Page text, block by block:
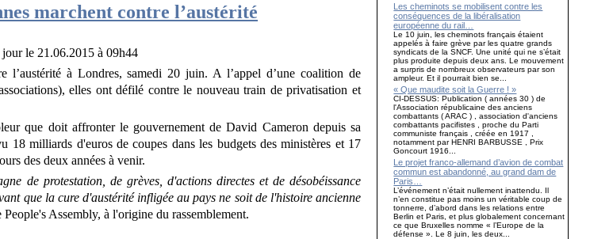
marchent contre l’austérité
jour le 21.06.2015 à 09h44
l’austérité à Londres, samedi 20 juin. A l’appel d’une coalition de
elles ont défilé contre le nouveau train de privatisation et
que doit affronter le gouvernement de David Cameron depuis sa
milliards d'euros de coupes dans les budgets des ministères et 17
des deux années à venir.
de protestation, de grèves, d'actions directes et de désobéissance
que la cure d'austérité infligée au pays ne soit de l'histoire ancienne
Assembly, à l'origine du rassemblement.
Les cheminots se mobilisent contre les
conséquences de la libéralisation
européenne du rail…
Le 10 juin, les cheminots français étaient
appelés à faire grève par les quatre grands
syndicats de la SNCF. Une unité qui ne s’était
plus produite depuis deux ans. Le mouvement
a surpris de nombreux observateurs par son
ampleur. Et il pourrait bien se...
« Que maudite soit la Guerre ! »
CI-DESSUS: Publication ( années 30 ) de
l'Association républicaine des anciens
combattants ( ARAC ) , association d'anciens
combattants pacifistes , proche du Parti
communiste français , créée en 1917 ,
notamment par HENRI BARBUSSE , Prix
Goncourt 1916...
Le projet franco-allemand d’avion de combat
commun est abandonné, au grand dam de
Paris…
L’événement n’était nullement inattendu. Il
n’en constitue pas moins un véritable coup de
tonnerre, d’abord dans les relations entre
Berlin et Paris, et plus globalement concernant
ce que Bruxelles nomme « l’Europe de la
défense ». Le 8 juin, les deux...